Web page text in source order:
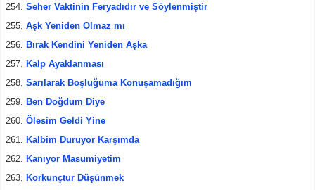
Seher Vaktinin Feryadıdır ve Söylenmiştir
Aşk Yeniden Olmaz mı
Bırak Kendini Yeniden Aşka
Kalp Ayaklanması
Sarılarak Boşluğuma Konuşamadığım
Ben Doğdum Diye
Ölesim Geldi Yine
Kalbim Duruyor Karşımda
Kanıyor Masumiyetim
Korkunçtur Düşünmek